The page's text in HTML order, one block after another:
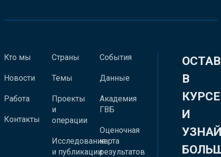
Кто мы
Новости
Работа
Контакты
Страны
Темы
Проекты
и
операции
Исследования
и публикации
События
Данные
Академия
ГВБ
Оценочная
карта
результатов
В
КУРСЕ
И